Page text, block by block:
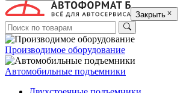
Закрыть
Производимое оборудование
Автомобильные подъемники